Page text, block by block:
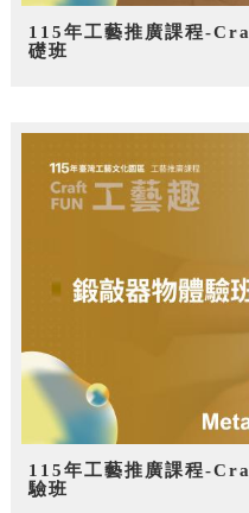
115年工藝推廣課程-
礎班
115年工藝推廣課程-
驗班